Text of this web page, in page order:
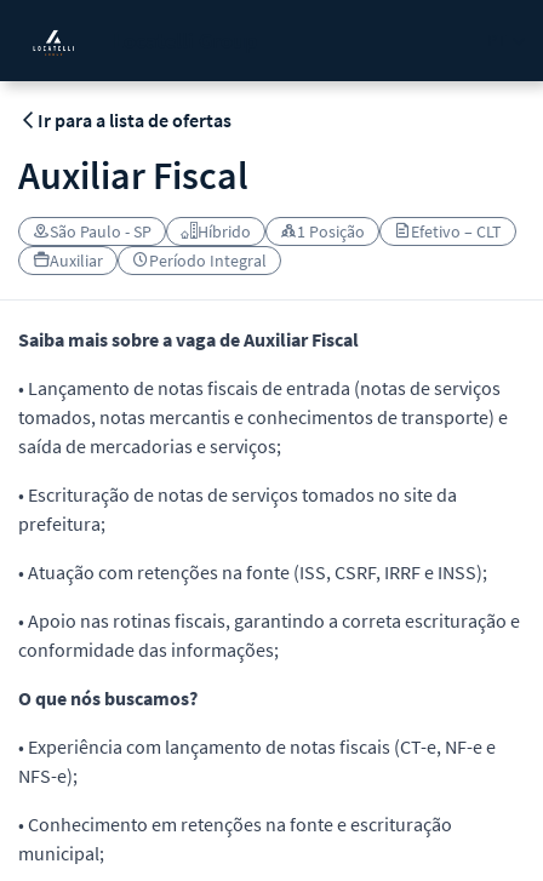
Ir para a lista de ofertas
Auxiliar Fiscal
São Paulo - SP Híbrido 1 Posição
Efetivo – CLT
Auxiliar
Período Integral
Saiba mais sobre a vaga de Auxiliar Fiscal
• Lançamento de notas fiscais de entrada (notas de serviços
tomados, notas mercantis e conhecimentos de transporte) e
saída de mercadorias e serviços;
• Escrituração de notas de serviços tomados no site da
prefeitura;
• Atuação com retenções na fonte (ISS, CSRF, IRRF e INSS);
• Apoio nas rotinas fiscais, garantindo a correta escrituração e
conformidade das informações;
O que nós buscamos?
• Experiência com lançamento de notas fiscais (CT-e, NF-e e
NFS-e);
• Conhecimento em retenções na fonte e escrituração
municipal;